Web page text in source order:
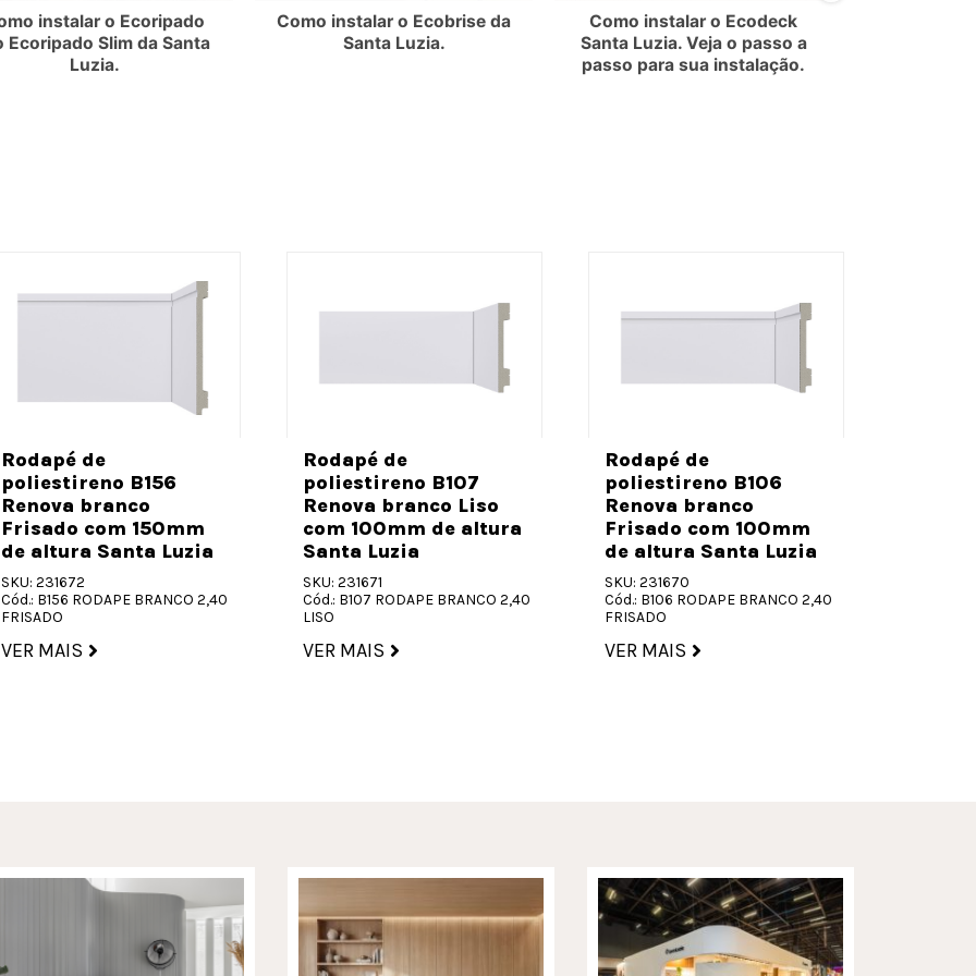
instalar o Ecoripado
Ecoripado Slim da Santa
Luzia.
Como instalar o Ecobrise da
Santa Luzia.
Como instalar o Ecodeck
Santa Luzia. Veja o passo a
passo para sua instalação.
Rodapé de
poliestireno B156
Renova branco
Frisado com 150mm
de altura Santa Luzia
SKU: 231672
Cód.: B156 RODAPE BRANCO 2,40
FRISADO
VER MAIS
Rodapé de
poliestireno B107
Renova branco Liso
com 100mm de altura
Santa Luzia
SKU: 231671
Cód.: B107 RODAPE BRANCO 2,40
LISO
VER MAIS
Rodapé de
poliestireno B106
Renova branco
Frisado com 100mm
de altura Santa Luzia
SKU: 231670
Cód.: B106 RODAPE BRANCO 2,40
FRISADO
VER MAIS